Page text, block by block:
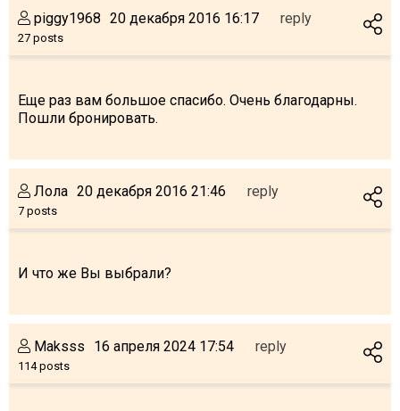
piggy1968
27 posts
20 декабря 2016 16:17 reply
Еще раз вам большое спасибо. Очень благодарны.
Пошли бронировать.
Лола
7 posts
20 декабря 2016 21:46 reply
И что же Вы выбрали?
Maksss
114 posts
16 апреля 2024 17:54 reply